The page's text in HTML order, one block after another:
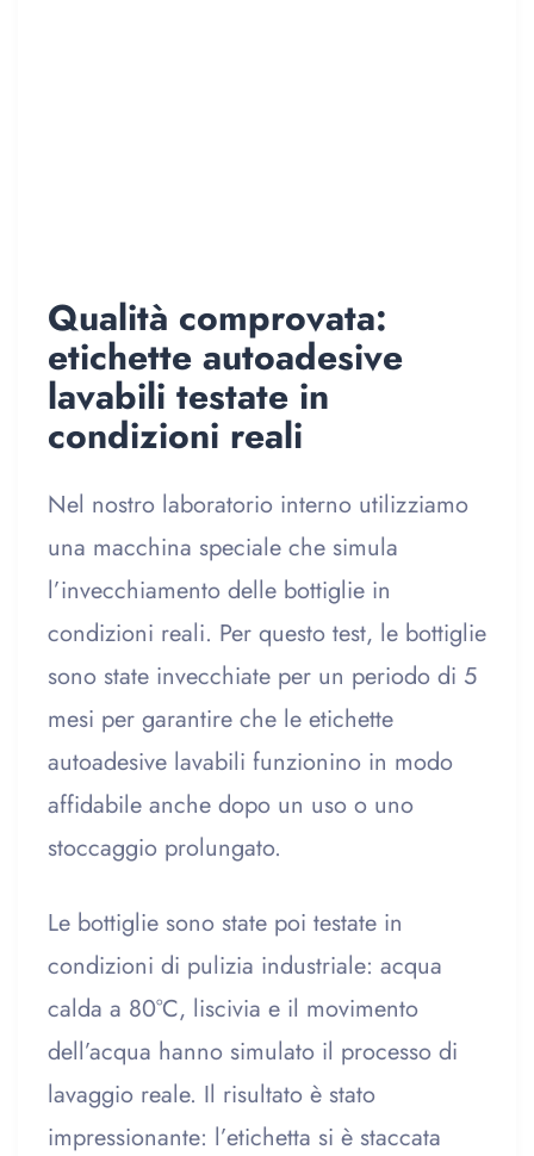
Qualità comprovata:
etichette autoadesive
lavabili testate in
condizioni reali
Nel nostro laboratorio interno utilizziamo
una macchina speciale che simula
l’invecchiamento delle bottiglie in
condizioni reali. Per questo test, le bottiglie
sono state invecchiate per un periodo di 5
mesi per garantire che le etichette
autoadesive lavabili funzionino in modo
affidabile anche dopo un uso o uno
stoccaggio prolungato.
Le bottiglie sono state poi testate in
condizioni di pulizia industriale: acqua
calda a 80°C, liscivia e il movimento
dell’acqua hanno simulato il processo di
lavaggio reale. Il risultato è stato
impressionante: l’etichetta si è staccata